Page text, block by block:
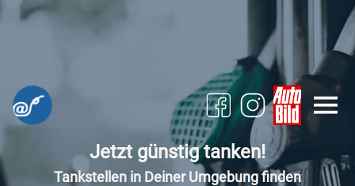
Jetzt günstig tanken!
Tankstellen in Deiner Umgebung finden